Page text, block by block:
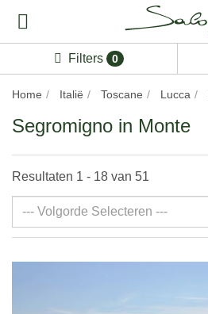
Filters 0
Home Italië Toscane Lucca
Segromigno in Monte
Resultaten 1 - 18 van 51
--- Volgorde Selecteren ---